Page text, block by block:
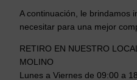
A continuación, le brindamos
necesitar para una mejor
RETIRO EN NUESTRO
MOLINO
Lunes a Viernes de 09:00 a